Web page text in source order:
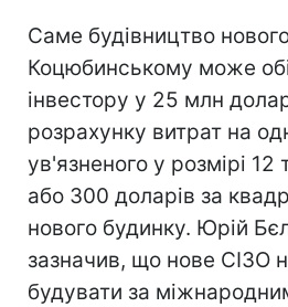
Саме будівництво
Коцюбинському може
інвестору у 25 млн
розрахунку витрат на
ув'язненого у розмірі 12
або 300 доларів за
нового будинку. Юрій
зазначив, що нове СІЗО
будувати за